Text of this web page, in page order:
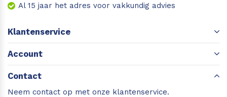
Al 15 jaar het adres voor vakkundig advies
Klantenservice
Account
Contact
Neem contact op met onze klantenservice.